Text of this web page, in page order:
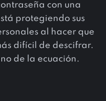
con una
protegiendo sus
al hacer que
difícil de descifrar.
de la ecuación.